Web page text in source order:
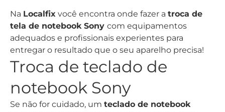
Na Localfix você encontra onde fazer a troca de
tela de notebook Sony com equipamentos
adequados e profissionais experientes para
entregar o resultado que o seu aparelho precisa!
Troca de teclado de
notebook Sony
Se não for cuidado, um teclado de notebook